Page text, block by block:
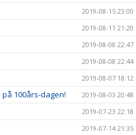
2019-08-15 23:00
2019-08-11 21:20
2019-08-08 22:47
2019-08-08 22:44
2019-08-07 18:12
100års-dagen! 2019-08-03 20:48
2019-07-23 22:18
2019-07-14 21:35